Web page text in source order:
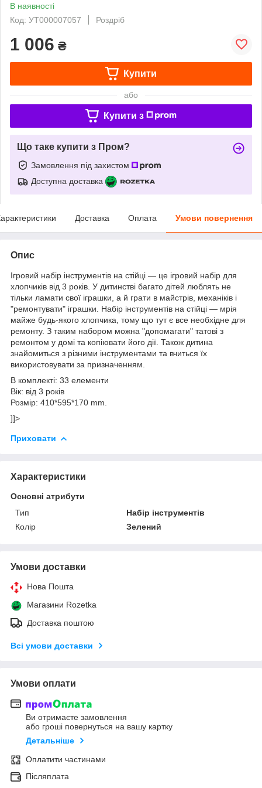
В наявності
Код: УТ000007057
Роздріб
1 006 ₴
Купити
або
Купити з
Що таке купити з Пром?
Замовлення під захистом
Доступна доставка
Доставка Оплата Умови повернення
Опис
Ігровий набір інструментів на стійці — це ігровий набір для
хлопчиків від 3 років. У дитинстві багато дітей люблять не
тільки ламати свої іграшки, а й грати в майстрів, механіків і
"ремонтувати" іграшки. Набір інструментів на стійці — мрія
майже будь-якого хлопчика, тому що тут є все необхідне для
ремонту. З таким набором можна "допомагати" татові з
ремонтом у домі та копіювати його дії. Також дитина
знайомиться з різними інструментами та вчиться їх
використовувати за призначенням.
В комплекті: 33 елементи
Вік: від 3 років
Розмір: 410*595*170 mm.
]]>
Приховати
Характеристики
Основні атрибути
Тип
Набір інструментів
Колір
Зелений
Умови доставки
Нова Пошта
Магазини Rozetka
Доставка поштою
Всі умови доставки
Умови оплати
Ви отримаєте замовлення
або гроші повернуться на вашу картку
Детальніше
Оплатити частинами
Післяплата